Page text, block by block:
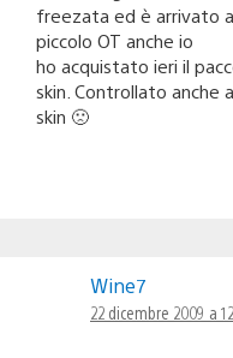
freezata ed è arrivato
piccolo OT anche io
ho acquistato ieri il
skin. Controllato anche
skin 🙁
Wine7
22 dicembre 2009 a